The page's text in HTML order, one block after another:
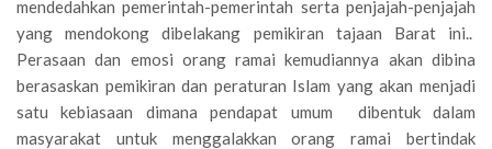
mendedahkan pemerintah-pemerintah serta penjajah-penjajah
yang mendokong dibelakang pemikiran tajaan Barat ini..
Perasaan dan emosi orang ramai kemudiannya akan dibina
berasaskan pemikiran dan peraturan Islam yang akan menjadi
satu kebiasaan dimana pendapat umum dibentuk dalam
masyarakat untuk menggalakkan orang ramai bertindak